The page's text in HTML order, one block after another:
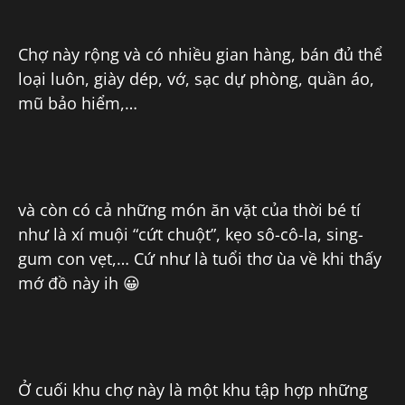
Chợ này rộng và có nhiều gian hàng, bán đủ thể
loại luôn, giày dép, vớ, sạc dự phòng, quần áo,
mũ bảo hiểm,…
và còn có cả những món ăn vặt của thời bé tí
như là xí muội “cứt chuột”, kẹo sô-cô-la, sing-
gum con vẹt,… Cứ như là tuổi thơ ùa về khi thấy
mớ đồ này ih 😀
Ở cuối khu chợ này là một khu tập hợp những